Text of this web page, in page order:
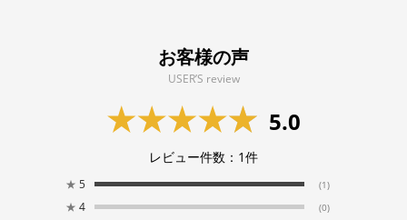
お客様の声
USER’S review
5.0
レビュー件数： 1件
★ 5 (1)
★ 4 (0)